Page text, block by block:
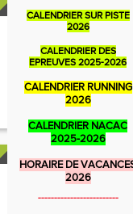
CALENDRIER SUR PISTE
2026
CALENDRIER DES
EPREUVES 2025-2026
CALENDRIER RUNNING
2026
CALENDRIER NACAC
2025-2026
HORAIRE DE
2026
-------------------------